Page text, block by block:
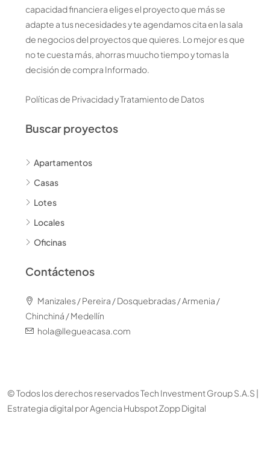
capacidad financiera eliges el proyecto que más se
adapte a tus necesidades y te agendamos cita en la sala
de negocios del proyectos que quieres. Lo mejor es que
no te cuesta más, ahorras muucho tiempo y tomas la
decisión de compra Informado.
Políticas de Privacidad y Tratamiento de Datos
Buscar proyectos
Apartamentos
Casas
Lotes
Locales
Oficinas
Contáctenos
Manizales / Pereira / Dosquebradas / Armenia /
Chinchiná / Medellín
hola@llegueacasa.com
© Todos los derechos reservados Tech Investment Group S.A.S |
Estrategia digital porAgencia Hubspot Zopp Digital